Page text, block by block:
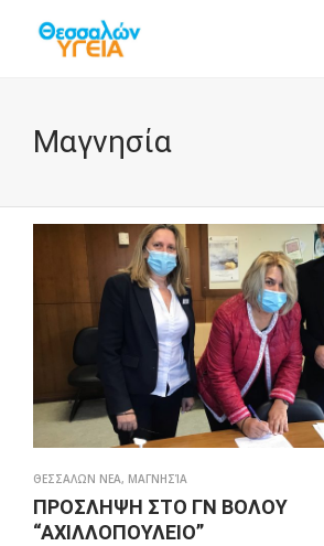
Μαγνησία
ΘΕΣΣΑΛΩΝ ΝΕΑ, ΜΑΓΝΗΣΊΑ
ΠΡΟΣΛΗΨΗ ΣΤΟ ΓΝ ΒΟΛΟΥ
“ΑΧΙΛΛΟΠΟΥΛΕΙΟ”